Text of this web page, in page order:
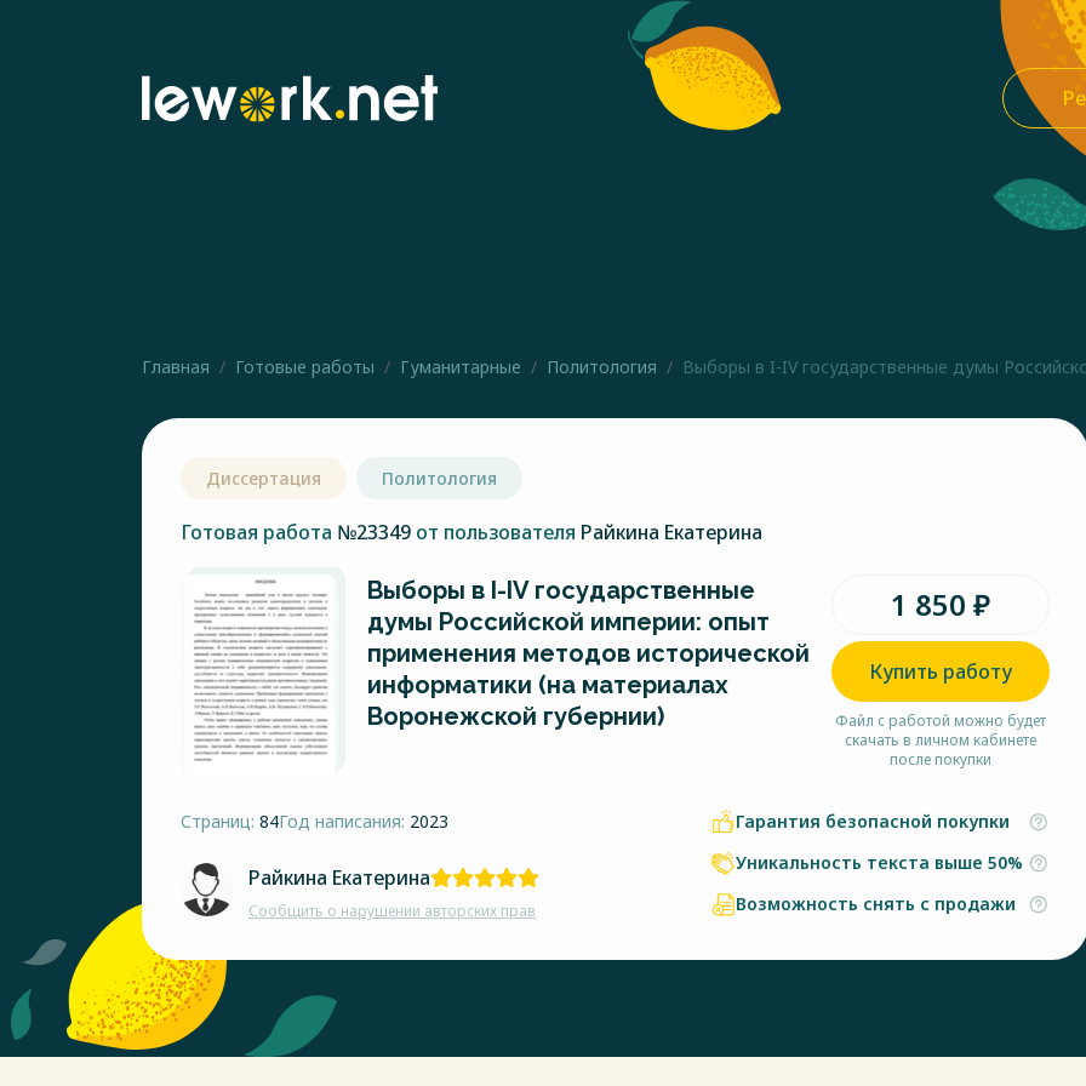
Главная Готовые работы Гуманитарные Политология Выборы в I-IV государственные думы
Диссертация Политология
Готовая работа №23349 от пользователя Райкина Екатерина
Выборы в I-IV государственные
думы Российской империи: опыт
применения методов исторической
информатики (на материалах
Воронежской губернии)
1 850 ₽
Купить работу
Файл с работой можно будет
скачать в личном кабинете
после покупки
Страниц: 84Год написания: 2023
Райкина Екатерина
Сообщить о нарушении авторских прав
Гарантия безопасной покупки
Уникальность текста выше 50%
Возможность снять с продажи